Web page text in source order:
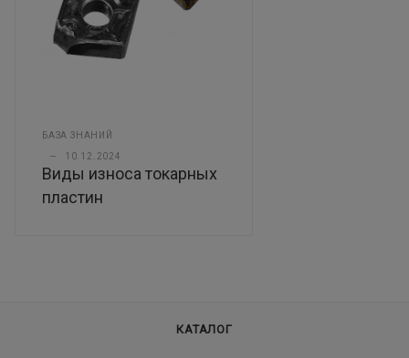
БАЗА ЗНАНИЙ
— 10.12.2024
Виды износа токарных
пластин
КАТАЛОГ